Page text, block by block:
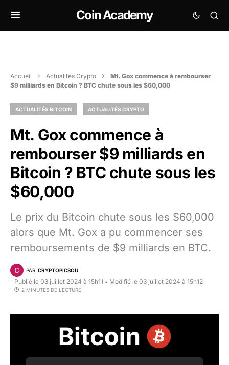
Coin Academy
Accueil Actualités Crypto
Mt. Gox commence à rembourser
$9 milliards en Bitcoin ? BTC chute sous les $60,000
ACTUALITÉS BITCOIN ACTUALITÉS CRYPTO
Mt. Gox commence à
rembourser $9 milliards en
Bitcoin ? BTC chute sous les
$60,000
Le prix du Bitcoin chute sous les $60,000
alors que Mt. Gox a pu commencer ses
remboursements de $9 milliards en BTC.
PAR CRYPTOPICSOU
Publié le 03 juillet 2024 à 15h11 • Modifié le 03 juillet 2024 à 15h12
2 MINUTES DE LECTURE